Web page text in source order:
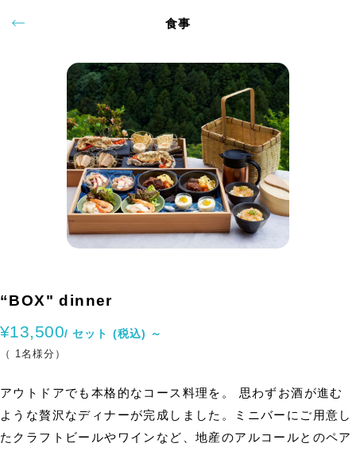
食事
“BOX" dinner
¥13,500/ セット (税込) ～
（ 1名様分）
アウトドアでも本格的なコース料理を。 思わずお酒が進む
ような贅沢なディナーが完成しました。ミニバーにご用意し
たクラフトビールやワインなど、地産のアルコールとのペア